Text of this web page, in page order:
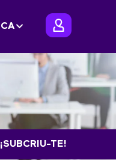
CA
¡SUBCRIU-TE!